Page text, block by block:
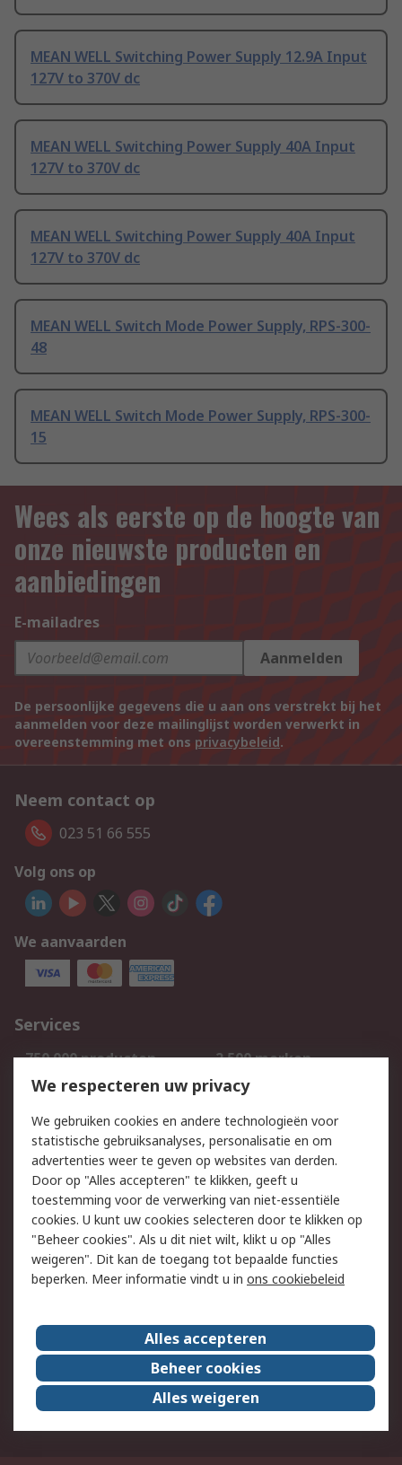
MEAN WELL Switching Power Supply 12.9A Input
127V to 370V dc
MEAN WELL Switching Power Supply 40A Input
127V to 370V dc
MEAN WELL Switching Power Supply 40A Input
127V to 370V dc
MEAN WELL Switch Mode Power Supply, RPS-300-
48
MEAN WELL Switch Mode Power Supply, RPS-300-
15
Wees als eerste op de hoogte van
onze nieuwste producten en
aanbiedingen
E-mailadres
Aanmelden
De persoonlijke gegevens die u aan ons verstrekt bij het
aanmelden voor deze mailinglijst worden verwerkt in
overeenstemming met ons privacybeleid.
Neem contact op
023 51 66 555
Volg ons op
We aanvaarden
Services
750.000 producten
2.500 merken
Bestellen
Inkoopoplossingen
Track & Trace
Wettelijk
Cookiebeleid
Email veiligheid
Privacybeleid
Websitevoorwaarden
Algemene
verkoopvoorwaarden
Over RS
RS Group
Over ons
RS wereldwijd
Werken bij RS
ESG
We respecteren uw privacy
We gebruiken cookies en andere technologieën voor
statistische gebruiksanalyses, personalisatie en om
advertenties weer te geven op websites van derden.
Door op "Alles accepteren" te klikken, geeft u
toestemming voor de verwerking van niet-essentiële
cookies. U kunt uw cookies selecteren door te klikken op
"Beheer cookies". Als u dit niet wilt, klikt u op "Alles
weigeren". Dit kan de toegang tot bepaalde functies
beperken. Meer informatie vindt u in ons cookiebeleid
Alles accepteren
Beheer cookies
Alles weigeren